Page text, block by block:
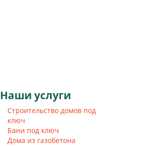
Наши услуги
Строительство домов под
ключ
Бани под ключ
Дома из газобетона